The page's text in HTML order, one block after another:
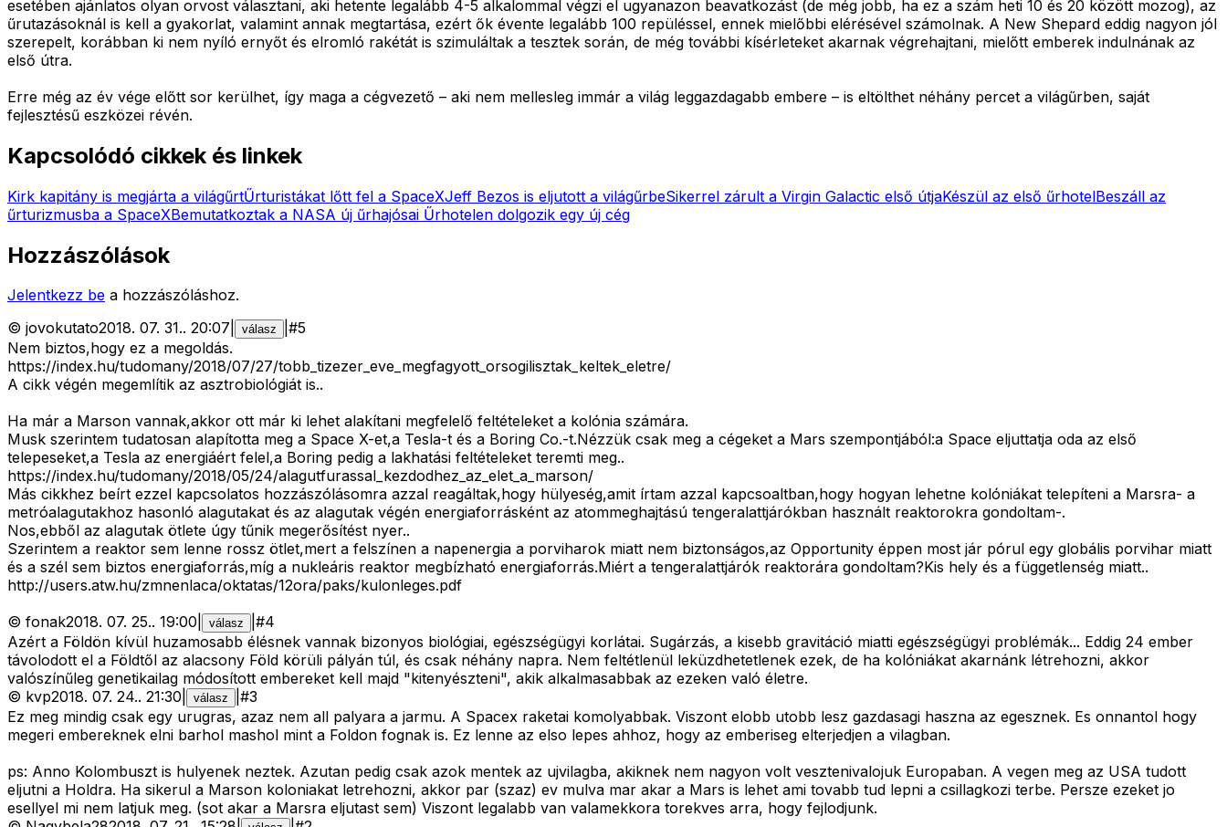
esetében ajánlatos olyan orvost választani, aki hetente legalább 4-5 alkalommal végzi el ugyanazon beavatkozást (de még jobb, ha ez a szám heti 10 és 20 között mozog), az
űrutazásoknál is kell a gyakorlat, valamint annak megtartása, ezért ők évente legalább 100 repüléssel, ennek mielőbbi elérésével számolnak. A New Shepard eddig nagyon jól
szerepelt, korábban ki nem nyíló ernyőt és elromló rakétát is szimuláltak a tesztek során, de még további kísérleteket akarnak végrehajtani, mielőtt emberek indulnának az
első útra.
Erre még az év vége előtt sor kerülhet, így maga a cégvezető – aki nem mellesleg immár a világ leggazdagabb embere – is eltölthet néhány percet a világűrben, saját
fejlesztésű eszközei révén.
Kapcsolódó cikkek és linkek
Kirk kapitány is megjárta a világűrtŰrturistákat lőtt fel a SpaceXJeff Bezos is eljutott a világűrbeSikerrel zárult a Virgin Galactic első útjaKészül az első űrhotelBeszáll az
űrturizmusba a SpaceXBemutatkoztak a NASA új űrhajósai Űrhotelen dolgozik egy új cég
Hozzászólások
Jelentkezz be a hozzászóláshoz.
© jovokutato2018. 07. 31.. 20:07 válasz #5
Nem biztos,hogy ez a megoldás.
https://index.hu/tudomany/2018/07/27/tobb_tizezer_eve_megfagyott_orsogilisztak_keltek_eletre/
A cikk végén megemlítik az asztrobiológiát is..
Ha már a Marson vannak,akkor ott már ki lehet alakítani megfelelő feltételeket a kolónia számára.
Musk szerintem tudatosan alapította meg a Space X-et,a Tesla-t és a Boring Co.-t.Nézzük csak meg a cégeket a Mars szempontjából:a Space eljuttatja oda az első
telepeseket,a Tesla az energiáért felel,a Boring pedig a lakhatási feltételeket teremti meg..
https://index.hu/tudomany/2018/05/24/alagutfurassal_kezdodhez_az_elet_a_marson/
Más cikkhez beírt ezzel kapcsolatos hozzászólásomra azzal reagáltak,hogy hülyeség,amit írtam azzal kapcsoaltban,hogy hogyan lehetne kolóniákat telepíteni a Marsra- a
metróalagutakhoz hasonló alagutakat és az alagutak végén energiaforrásként az atommeghajtású tengeralattjárókban használt reaktorokra gondoltam-.
Nos,ebből az alagutak ötlete úgy tűnik megerősítést nyer..
Szerintem a reaktor sem lenne rossz ötlet,mert a felszínen a napenergia a porviharok miatt nem biztonságos,az Opportunity éppen most jár pórul egy globális porvihar miatt
és a szél sem biztos energiaforrás,míg a nukleáris reaktor megbízható energiaforrás.Miért a tengeralattjárók reaktorára gondoltam?Kis hely és a függetlenség miatt..
http://users.atw.hu/zmnenlaca/oktatas/12ora/paks/kulonleges.pdf
© fonak2018. 07. 25.. 19:00 válasz #4
Azért a Földön kívül huzamosabb élésnek vannak bizonyos biológiai, egészségügyi korlátai. Sugárzás, a kisebb gravitáció miatti egészségügyi problémák... Eddig 24 ember
távolodott el a Földtől az alacsony Föld körüli pályán túl, és csak néhány napra. Nem feltétlenül leküzdhetetlenek ezek, de ha kolóniákat akarnánk létrehozni, akkor
valószínűleg genetikailag módosított embereket kell majd "kitenyészteni", akik alkalmasabbak az ezeken való életre.
© kvp2018. 07. 24.. 21:30 válasz #3
Ez meg mindig csak egy urugras, azaz nem all palyara a jarmu. A Spacex raketai komolyabbak. Viszont elobb utobb lesz gazdasagi haszna az egesznek. Es onnantol hogy
megeri embereknek elni barhol mashol mint a Foldon fognak is. Ez lenne az elso lepes ahhoz, hogy az emberiseg elterjedjen a vilagban.
ps: Anno Kolombuszt is hulyenek neztek. Azutan pedig csak azok mentek az ujvilagba, akiknek nem nagyon volt vesztenivalojuk Europaban. A vegen meg az USA tudott
eljutni a Holdra. Ha sikerul a Marson koloniakat letrehozni, akkor par (szaz) ev mulva mar akar a Mars is lehet ami tovabb tud lepni a csillagkozi terbe. Persze ezeket jo
esellyel mi nem latjuk meg. (sot akar a Marsra eljutast sem) Viszont legalabb van valamekkora torekves arra, hogy fejlodjunk.